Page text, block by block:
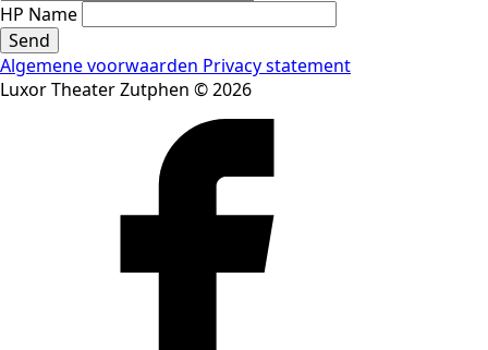
HP Name
Send
Algemene voorwaarden Privacy statement
Luxor Theater Zutphen © 2026